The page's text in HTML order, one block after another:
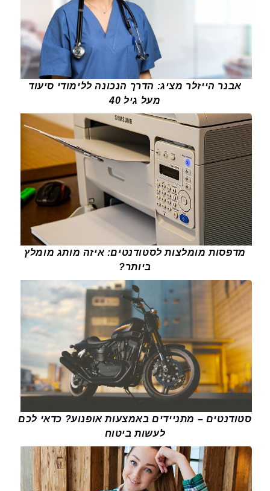
אבנר הייזלר מציג: הדרך הנכונה ללימודי סיעוד
מעל גיל 40
מדפסות מומלצות לסטודנטים: איזה מותג מומלץ
ביותר?
סטודנטים – מתניידים באמצעות אופנוע? כדאי לכם
לעשות ביטוח